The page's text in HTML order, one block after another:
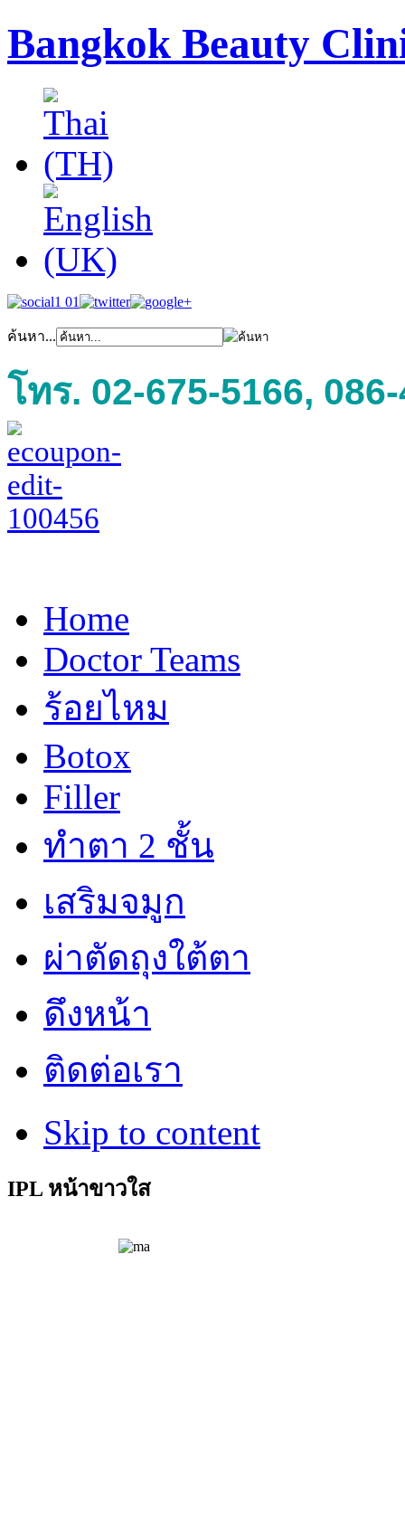
Bangkok Beauty
ค้นหา...
โทร. 02-675-5166,
Home
Doctor Teams
ร้อยไหม
Botox
Filler
ทำตา 2 ชั้น
เสริมจมูก
ผ่าตัดถุงใต้ตา
ดึงหน้า
ติดต่อเรา
Skip to content
IPL หน้าขาวใส